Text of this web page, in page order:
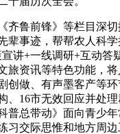
鲁前锋》等栏目深切
辈事迹，帮帮农人科
讲+一线调研+互动答
旅资讯等特色功能，
创做、有声墨客产等
、16市无效回应并处
普总带动》面向青少
习交际思惟和地方周